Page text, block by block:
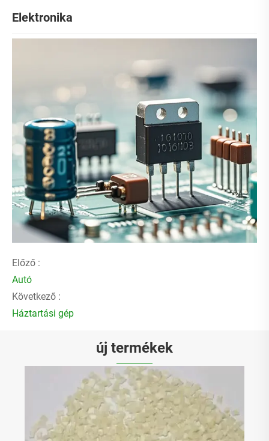
Elektronika
Előző :
Autó
Következő :
Háztartási gép
új termékek